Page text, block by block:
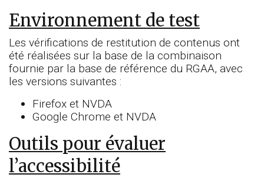
Environnement de test
Les vérifications de restitution de contenus ont
été réalisées sur la base de la combinaison
fournie par la base de référence du RGAA, avec
les versions suivantes :
Firefox et NVDA
Google Chrome et NVDA
Outils pour évaluer
l’accessibilité